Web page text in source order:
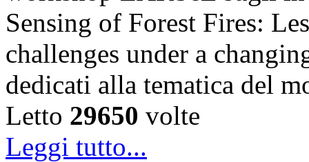
Sensing of Forest Fires:
challenges under a
dedicati alla tematica del
Letto 29650 volte
Leggi tutto...